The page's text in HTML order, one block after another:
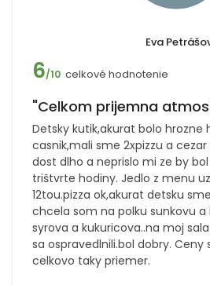
Eva
6/10 celkové hodnotenie
"Celkom prijemna
Detsky kutik,akurat bolo hrozne
casnik,mali sme 2xpizzu a
dost dlho a neprislo mi ze by
trištvrte hodiny. Jedlo z menu
12tou.pizza ok,akurat detsku
chcela som na polku sunkovu a
syrova a kukuricova..na moj
sa ospravedlnili.bol dobry. Ceny
celkovo taky priemer.